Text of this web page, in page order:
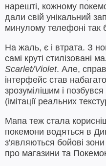
нарешті, кожному
дали свій унікальний
минулому телефоні так
На жаль, є і втрата. З
самі круті стилізовані
Scarlet/Violet. Але,
інтерфейс став
зрозумілішим і
(імітації реальних
Мапа теж стала
покемони водяться в
з'являються бойові
про магазини та